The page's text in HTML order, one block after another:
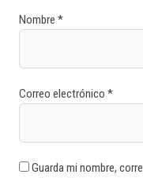
Nombre *
Correo electrónico *
Guarda mi nombre,